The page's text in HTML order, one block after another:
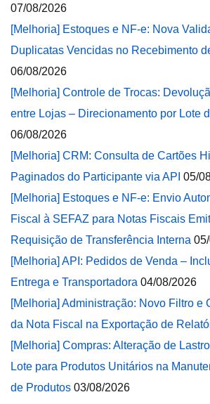
07/08/2026
[Melhoria] Estoques e NF-e: Nova
Duplicatas Vencidas no Recebimento
06/08/2026
[Melhoria] Controle de Trocas:
entre Lojas – Direcionamento por Lote
06/08/2026
[Melhoria] CRM: Consulta de Cartões
Paginados do Participante via API 05/
[Melhoria] Estoques e NF-e: Envio
Fiscal à SEFAZ para Notas Fiscais
Requisição de Transferência Interna
[Melhoria] API: Pedidos de Venda –
Entrega e Transportadora 04/08/2026
[Melhoria] Administração: Novo Filtro e
da Nota Fiscal na Exportação de
[Melhoria] Compras: Alteração de
Lote para Produtos Unitários na
de Produtos 03/08/2026